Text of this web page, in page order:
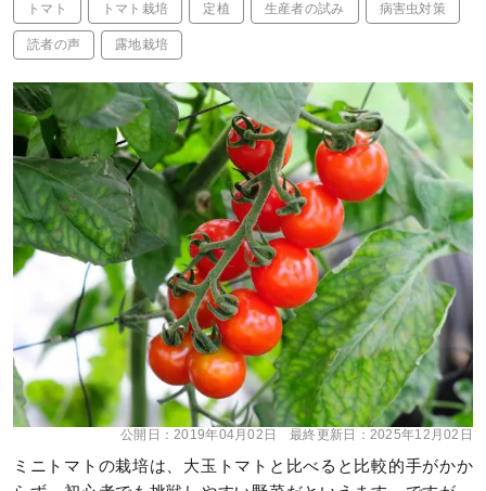
トマト トマト栽培 定植 生産者の試み 病害虫対策
読者の声 露地栽培
公開日：2019年04月02日 最終更新日： 2025年12月02日
ミニトマトの栽培は、大玉トマトと比べると比較的手がかか